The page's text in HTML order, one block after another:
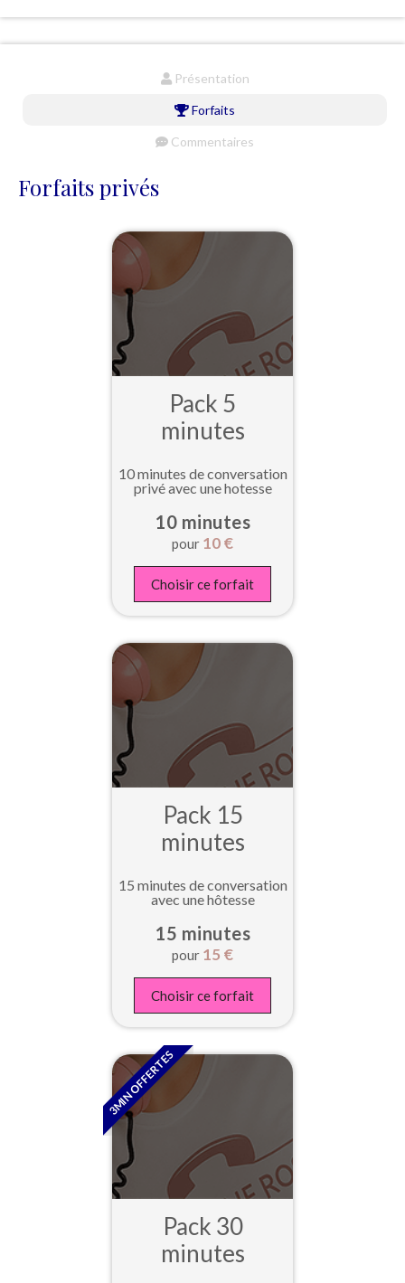
Présentation
Forfaits
Commentaires
Forfaits privés
Pack 5
minutes
10 minutes de conversation
privé avec une hotesse
10 minutes
pour 10€
Choisir ce forfait
Pack 15
minutes
15 minutes de conversation
avec une hôtesse
15 minutes
pour 15 €
Choisir ce forfait
3MIN OFFERTES
Pack 30
minutes